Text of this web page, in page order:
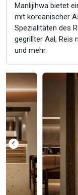
Manlijihwa bietet
mit koreanischer
Spezialitäten des
gegrillter Aal, Reis
und mehr.